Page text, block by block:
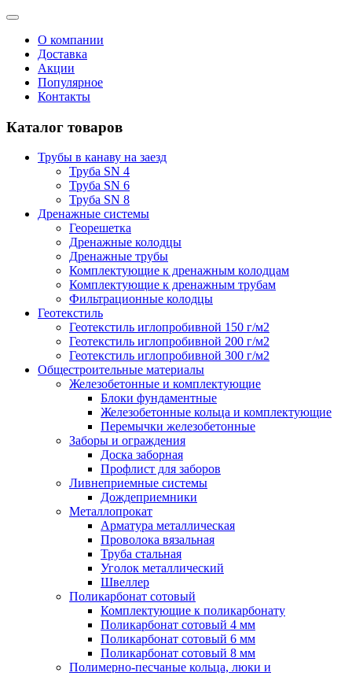
О компании
Доставка
Акции
Популярное
Контакты
Каталог товаров
Трубы в канаву на заезд
Труба SN 4
Труба SN 6
Труба SN 8
Дренажные системы
Георешетка
Дренажные колодцы
Дренажные трубы
Комплектующие к дренажным колодцам
Комплектующие к дренажным трубам
Фильтрационные колодцы
Геотекстиль
Геотекстиль иглопробивной 150 г/м2
Геотекстиль иглопробивной 200 г/м2
Геотекстиль иглопробивной 300 г/м2
Общестроительные материалы
Железобетонные и комплектующие
Блоки фундаментные
Железобетонные кольца и комплектующие
Перемычки железобетонные
Заборы и ограждения
Доска заборная
Профлист для заборов
Ливнеприемные системы
Дождеприемники
Металлопрокат
Арматура металлическая
Проволока вязальная
Труба стальная
Уголок металлический
Швеллер
Поликарбонат сотовый
Комплектующие к поликарбонату
Поликарбонат сотовый 4 мм
Поликарбонат сотовый 6 мм
Поликарбонат сотовый 8 мм
Полимерно-песчаные кольца, люки и